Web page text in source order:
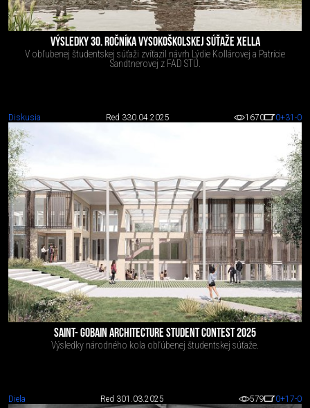
VÝSLEDKY 30. ROČNÍKA VYSOKOŠKOLSKEJ SÚŤAŽE XELLA
V obľubenej študentskej súťaži zvíťazil návrh Lýdie Kollárovej a Patrície
Sandtnerovej z FAD STU.
Diskusia Red 330.04.2025 1670 0+31 -0
SAINT- GOBAIN ARCHITECTURE STUDENT CONTEST 2025
Výsledky národného kola obľúbenej študentskej súťaže.
Diela Red 301.03.2025 579 0+17-0